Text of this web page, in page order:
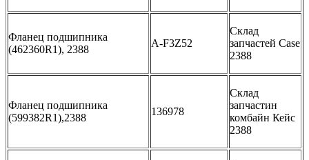
Фланец подшипника
(462360R1), 2388
A-F3Z52
Склад
запчастей Case
2388
Фланец подшипника
(599382R1),2388
136978
Склад
запчастин
комбайн Кейс
2388